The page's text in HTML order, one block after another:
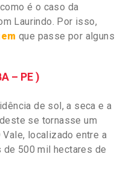
é o caso da
Laurindo. Por isso,
que passe por alguns
– PE )
de sol, a seca e a
se tornasse um
localizado entre a
de 500 mil hectares de